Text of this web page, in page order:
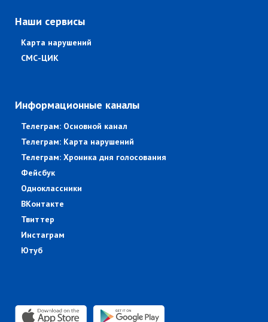
Наши сервисы
Карта нарушений
СМС-ЦИК
Информационные каналы
Телеграм: Основной канал
Телеграм: Карта нарушений
Телеграм: Хроника дня голосования
Фейсбук
Одноклассники
ВКонтакте
Твиттер
Инстаграм
Ютуб